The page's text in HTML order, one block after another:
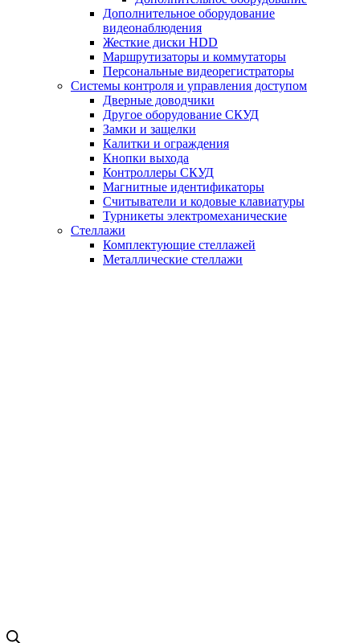
Дополнительное оборудование
видеонаблюдения
Жесткие диски HDD
Маршрутизаторы и коммутаторы
Персональные видеорегистраторы
Системы контроля и управления доступом
Дверные доводчики
Другое оборудование СКУД
Замки и защелки
Калитки и ограждения
Кнопки выхода
Контроллеры СКУД
Магнитные идентификаторы
Считыватели и кодовые клавиатуры
Турникеты электромеханические
Стеллажи
Комплектующие стеллажей
Металлические стеллажи